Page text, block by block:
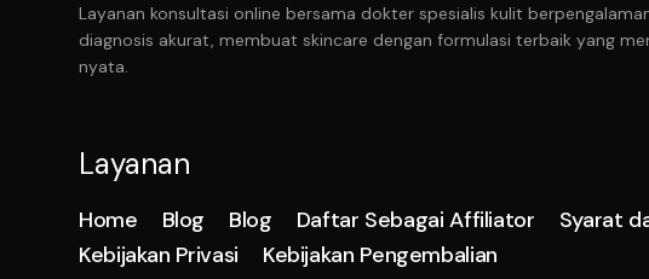
Layanan konsultasi online bersama dokter spesialis kulit
diagnosis akurat, membuat skincare dengan formulasi terbaik yang
nyata.
Layanan
Home Blog Blog Daftar Sebagai Affiliator
Syarat
Kebijakan Privasi
Kebijakan Pengembalian